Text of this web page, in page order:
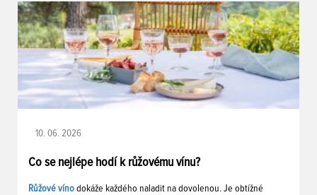
10. 06. 2026
Co se nejlépe hodí k růžovému vínu?
Růžové víno dokáže každého naladit na dovolenou. Je obtížné